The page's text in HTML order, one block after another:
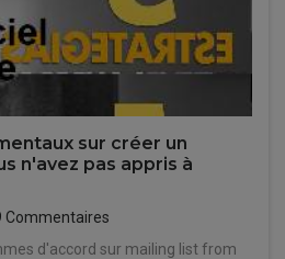
sur créer un
n'avez pas appris à
Commentaires
d'accord sur mailing list from